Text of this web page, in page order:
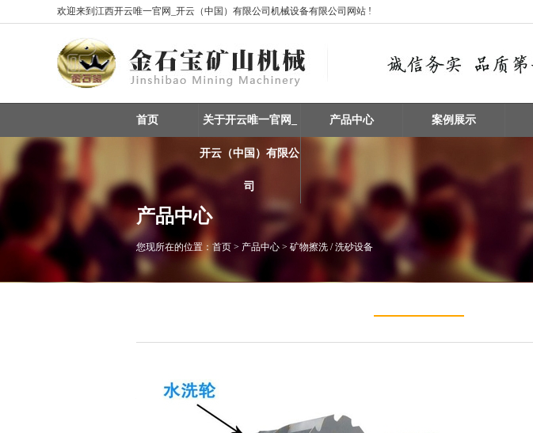
欢迎来到江西开云唯一官网_开云（中国）有限公司机械设备有限公司网站 !
首页 关于开云唯一官网_
开云（中国）有限公
司
产品中心 案例展示
产品中心
您现所在的位置： 首页 > 产品中心 > 矿物擦洗 / 洗砂设备
轮斗式洗砂机